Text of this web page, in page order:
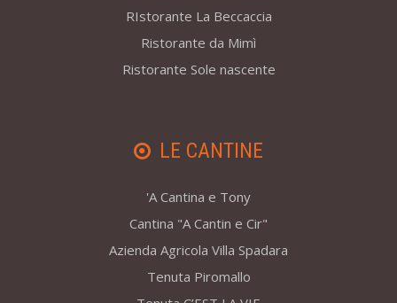
RIstorante La Beccaccia
Ristorante da Mimì
Ristorante Sole nascente
LE CANTINE
'A Cantina e Tony
Cantina "A Cantin e Cir"
Azienda Agricola Villa Spadara
Tenuta Piromallo